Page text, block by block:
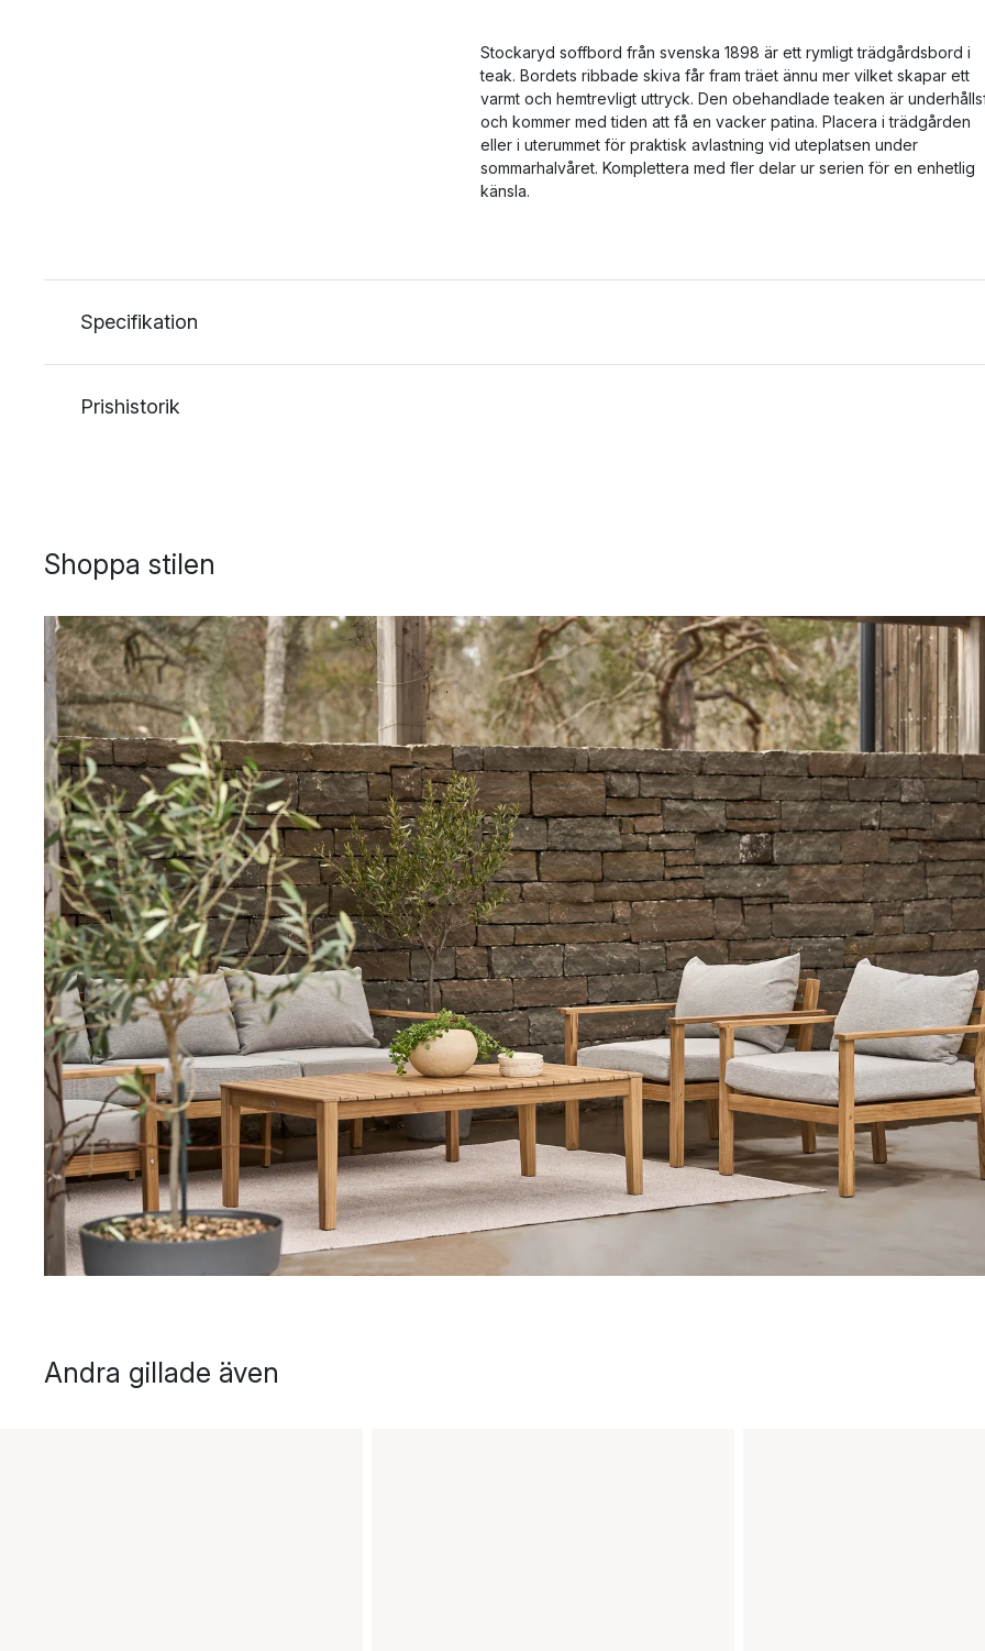
Stockaryd soffbord från svenska 1898 är ett rymligt trädgårdsbord i
teak. Bordets ribbade skiva får fram träet ännu mer vilket skapar ett
varmt och hemtrevligt uttryck. Den obehandlade teaken är
och kommer med tiden att få en vacker patina. Placera i trädgården
eller i uterummet för praktisk avlastning vid uteplatsen under
sommarhalvåret. Komplettera med fler delar ur serien för en enhetlig
känsla.
Specifikation
Prishistorik
Shoppa stilen
Andra gillade även